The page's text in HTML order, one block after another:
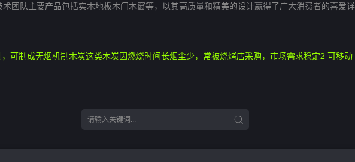
团队主要产品包括实木地板木门木窗等，以其高质量和精美的设计赢得了广大消费者的喜爱详
制成无烟机制木炭这类木炭因燃烧时间长烟尘少，常被烧烤店采购，市场需求稳定2 可移动